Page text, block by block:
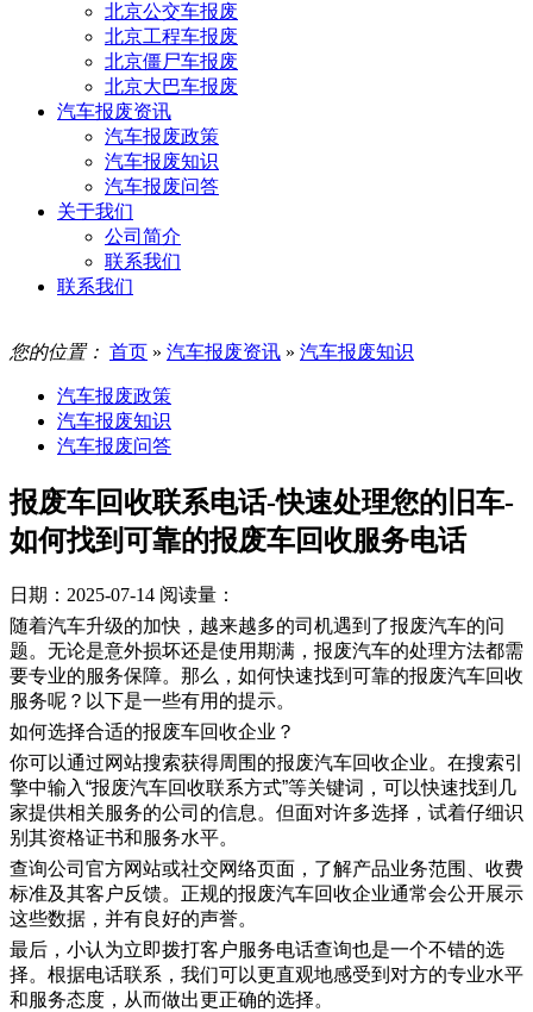
北京公交车报废
北京工程车报废
北京僵尸车报废
北京大巴车报废
汽车报废资讯
汽车报废政策
汽车报废知识
汽车报废问答
关于我们
公司简介
联系我们
联系我们
您的位置： 首页 » 汽车报废资讯 » 汽车报废知识
汽车报废政策
汽车报废知识
汽车报废问答
报废车回收联系电话-快速处理您的旧车-
如何找到可靠的报废车回收服务电话
日期：2025-07-14 阅读量：
随着汽车升级的加快，越来越多的司机遇到了报废汽车的问
题。无论是意外损坏还是使用期满，报废汽车的处理方法都需
要专业的服务保障。那么，如何快速找到可靠的报废汽车回收
服务呢？以下是一些有用的提示。
如何选择合适的报废车回收企业？
你可以通过网站搜索获得周围的报废汽车回收企业。在搜索引
擎中输入“报废汽车回收联系方式”等关键词，可以快速找到几
家提供相关服务的公司的信息。但面对许多选择，试着仔细识
别其资格证书和服务水平。
查询公司官方网站或社交网络页面，了解产品业务范围、收费
标准及其客户反馈。正规的报废汽车回收企业通常会公开展示
这些数据，并有良好的声誉。
最后，小认为立即拨打客户服务电话查询也是一个不错的选
择。根据电话联系，我们可以更直观地感受到对方的专业水平
和服务态度，从而做出更正确的选择。